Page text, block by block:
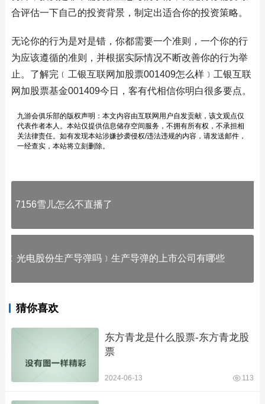
合评估一下自己的投资背景，制定出适合你的投资策略。
无论你的行为是对是错，你都需要一个准则，一个你的行
为应该遵循的准则，并根据实际情况不断改善你的行为举
止。了解完﹝工银互联网加股票001409怎么样﹞工银互联
网加股票基金001409今日，客有代相信你明白很多要点。
九游会俱乐部的版权声明：本文内容由互联网用户自发贡献，该文观点仅
代表作者本人。本站仅提供信息储存空间服务，不拥有所有权，不承担相
关法律责任。如有发现本站涉嫌抄袭侵权/违法违规的内容，请发送邮件，
一经查实，本站将立刻删除。
7156雪儿怎么不直播了
﹝光电股份生产导弹吗﹞生产导弹的上市公司有哪些
猜你喜欢
东方青龙是什么股票-东方青龙股
票
2024-06-13 113